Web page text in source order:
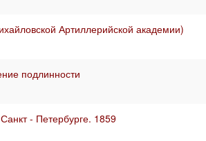
Артиллерийской академии)
подлинности
- Петербурге. 1859